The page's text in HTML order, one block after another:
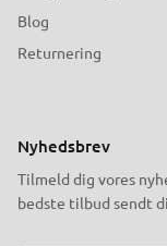
Blog
Returnering
Nyhedsbrev
Tilmeld dig vores
bedste tilbud sendt